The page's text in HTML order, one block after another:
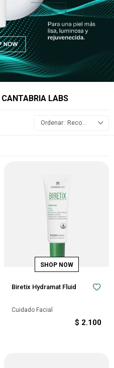
LABS
Recomendados
Biretix Hydramat Fluid
Cuidado Facial
$ 2.100